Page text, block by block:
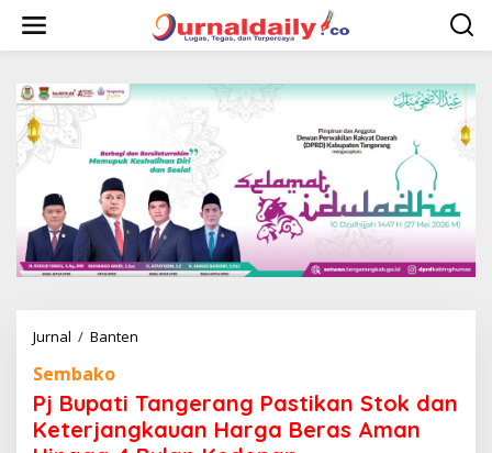
w
Jurnal / Banten
u
p
a
Sembako
Pj Bupati Tangerang Pastikan Stok dan
Keterjangkauan Harga Beras Aman